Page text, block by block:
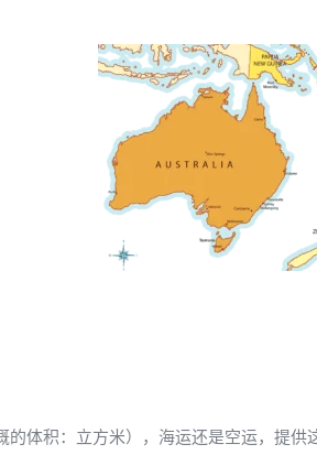
体积：立方米），海运还是空运，提供